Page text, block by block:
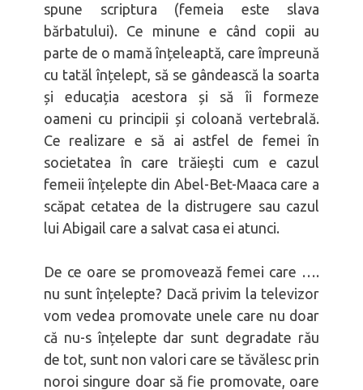
spune scriptura (femeia este slava
bărbatului). Ce minune e când copii au
parte de o mamă înțeleaptă, care împreună
cu tatăl înțelept, să se gândească la soarta
și educația acestora și să îi formeze
oameni cu principii și coloană vertebrală.
Ce realizare e să ai astfel de femei în
societatea în care trăiești cum e cazul
femeii înțelepte din Abel-Bet-Maaca care a
scăpat cetatea de la distrugere sau cazul
lui Abigail care a salvat casa ei atunci.
De ce oare se promovează femei care ….
nu sunt înțelepte? Dacă privim la televizor
vom vedea promovate unele care nu doar
că nu-s înțelepte dar sunt degradate rău
de tot, sunt non valori care se tăvălesc prin
noroi singure doar să fie promovate, oare